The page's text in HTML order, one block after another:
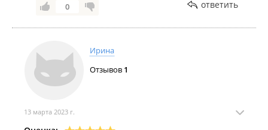
0 ответить
Ирина
Отзывов 1
13 марта 2023 г.